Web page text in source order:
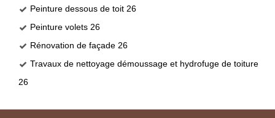
Peinture dessous de toit 26
Peinture volets 26
Rénovation de façade 26
Travaux de nettoyage démoussage et hydrofuge de toiture
26